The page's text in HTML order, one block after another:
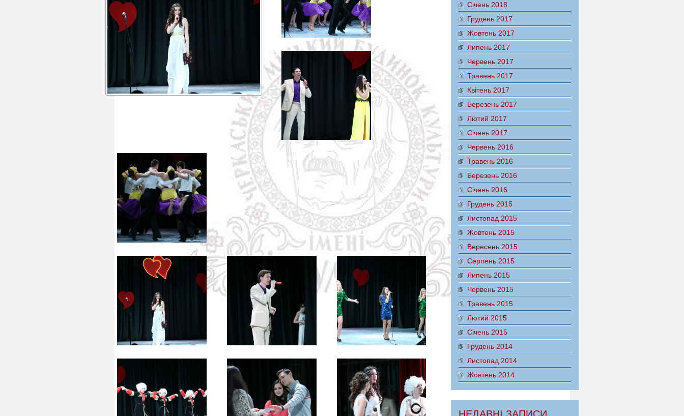
Січень 2018
Грудень 2017
Жовтень 2017
Липень 2017
Червень 2017
Травень 2017
Квітень 2017
Березень 2017
Лютий 2017
Січень 2017
Червень 2016
Травень 2016
Березень 2016
Січень 2016
Грудень 2015
Листопад 2015
Жовтень 2015
Вересень 2015
Серпень 2015
Липень 2015
Червень 2015
Травень 2015
Лютий 2015
Січень 2015
Грудень 2014
Листопад 2014
Жовтень 2014